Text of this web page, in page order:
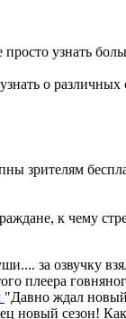
узнать
о
зрителям
к чему
за озвучку
плеера
"Давно ждал новый
новый сезон!